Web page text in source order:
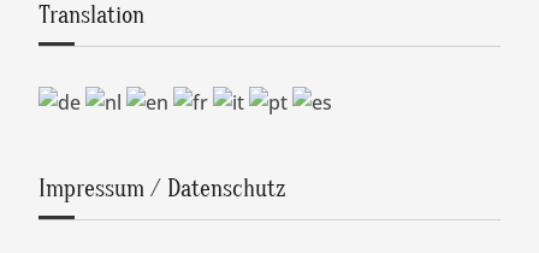
Translation
Impressum / Datenschutz